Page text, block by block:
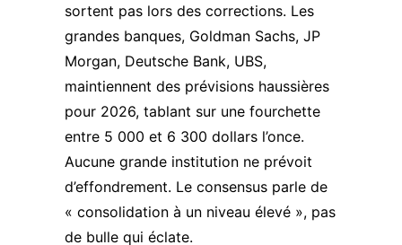
sortent pas lors des corrections. Les
grandes banques, Goldman Sachs, JP
Morgan, Deutsche Bank, UBS,
maintiennent des prévisions haussières
pour 2026, tablant sur une fourchette
entre 5 000 et 6 300 dollars l’once.
Aucune grande institution ne prévoit
d’effondrement. Le consensus parle de
« consolidation à un niveau élevé », pas
de bulle qui éclate.